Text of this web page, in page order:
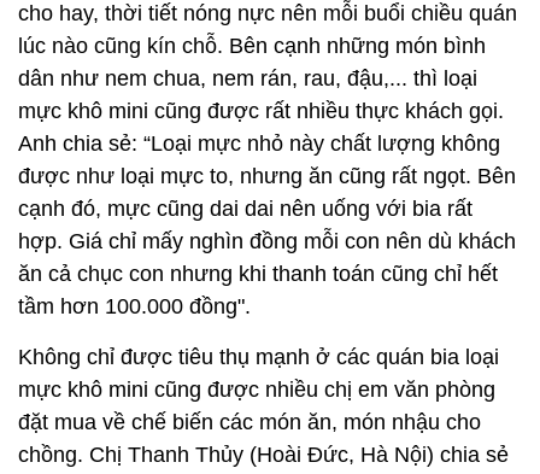
cho hay, thời tiết nóng nực nên mỗi buổi chiều quán
lúc nào cũng kín chỗ. Bên cạnh những món bình
dân như nem chua, nem rán, rau, đậu,... thì loại
mực khô mini cũng được rất nhiều thực khách gọi.
Anh chia sẻ: “Loại mực nhỏ này chất lượng không
được như loại mực to, nhưng ăn cũng rất ngọt. Bên
cạnh đó, mực cũng dai dai nên uống với bia rất
hợp. Giá chỉ mấy nghìn đồng mỗi con nên dù khách
ăn cả chục con nhưng khi thanh toán cũng chỉ hết
tầm hơn 100.000 đồng".
Không chỉ được tiêu thụ mạnh ở các quán bia loại
mực khô mini cũng được nhiều chị em văn phòng
đặt mua về chế biến các món ăn, món nhậu cho
chồng. Chị Thanh Thủy (Hoài Đức, Hà Nội) chia sẻ